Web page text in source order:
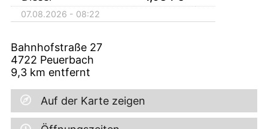
07.08.2026 - 08:22
Bahnhofstraße 27
4722 Peuerbach
9,3 km entfernt
Auf der Karte zeigen